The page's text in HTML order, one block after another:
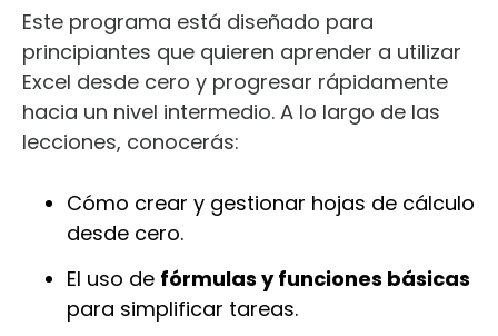
Este programa está diseñado para
principiantes que quieren aprender a utilizar
Excel desde cero y progresar rápidamente
hacia un nivel intermedio. A lo largo de las
lecciones, conocerás:
Cómo crear y gestionar hojas de cálculo
desde cero.
El uso de fórmulas y funciones básicas
para simplificar tareas.